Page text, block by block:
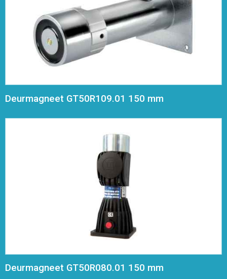
Deurmagneet GT50R109.01 150 mm
Deurmagneet GT50R080.01 150 mm